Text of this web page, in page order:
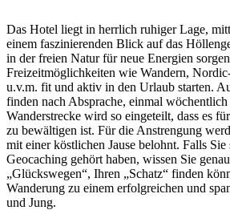
Das Hotel liegt in herrlich ruhiger Lage,
einem faszinierenden Blick auf das
in der freien Natur für neue Energien
Freizeitmöglichkeiten wie Wandern,
u.v.m. fit und aktiv in den Urlaub starten.
finden nach Absprache, einmal
Wanderstrecke wird so eingeteilt, dass es
zu bewältigen ist. Für die Anstrengung
mit einer köstlichen Jause belohnt. Falls
Geocaching gehört haben, wissen Sie
„Glückswegen“, Ihren „Schatz“ finden
Wanderung zu einem erfolgreichen und
und Jung.